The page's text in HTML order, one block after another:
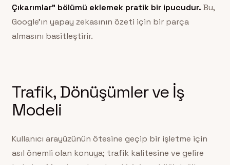
Çıkarımlar” bölümü eklemek pratik bir ipucudur. Bu,
Google’ın yapay zekasının özeti için bir parça
almasını basitleştirir.
Trafik, Dönüşümler ve İş
Modeli
Kullanıcı arayüzünün ötesine geçip bir işletme için
asıl önemli olan konuya; trafik kalitesine ve gelire